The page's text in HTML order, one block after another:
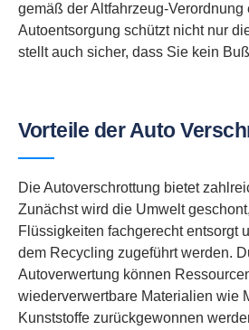
gemäß der Altfahrzeug-Verordnung
Autoentsorgung schützt nicht nur
stellt auch sicher, dass Sie kein
Vorteile der Auto
Die Autoverschrottung bietet
Zunächst wird die Umwelt
Flüssigkeiten fachgerecht entsorgt
dem Recycling zugeführt werden.
Autoverwertung können
wiederverwertbare Materialien wie
Kunststoffe zurückgewonnen